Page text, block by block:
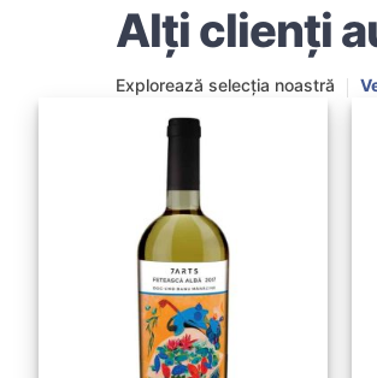
Alți clienți
Explorează selecția noastră